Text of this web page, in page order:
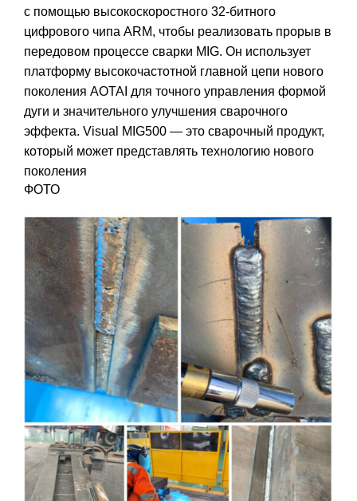
с помощью высокоскоростного 32-битного
цифрового чипа ARM, чтобы реализовать прорыв в
передовом процессе сварки MIG. Он использует
платформу высокочастотной главной цепи нового
поколения AOTAI для точного управления формой
дуги и значительного улучшения сварочного
эффекта. Visual MIG500 — это сварочный продукт,
который может представлять технологию нового
поколения
ФОТО